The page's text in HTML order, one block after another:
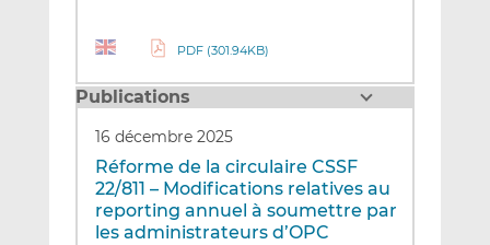
PDF (301.94KB)
Publications
16 décembre 2025
Réforme de la circulaire CSSF
22/811 – Modifications relatives au
reporting annuel à soumettre par
les administrateurs d’OPC